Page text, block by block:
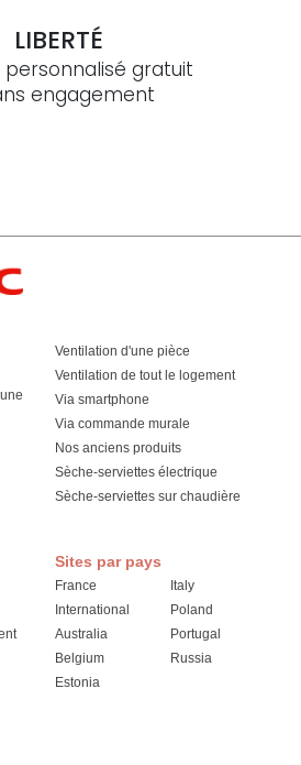
LIBERTÉ
personnalisé gratuit
engagement
Ventilation d'une pièce
Ventilation de tout le logement
Via smartphone
Via commande murale
Nos anciens produits
Sèche-serviettes électrique
Sèche-serviettes sur chaudière
Sites par pays
France
International
Australia
Belgium
Estonia
Italy
Poland
Portugal
Russia